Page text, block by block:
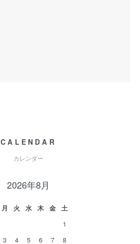
CALENDAR
カレンダー
2026年8月
月 火 水 木 金
土
1
3 4 5 6 7
8